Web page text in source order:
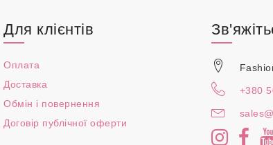
Для клієнтів
Оплата
Доставка
Обмін і повернення
Договір публічної оферти
+380